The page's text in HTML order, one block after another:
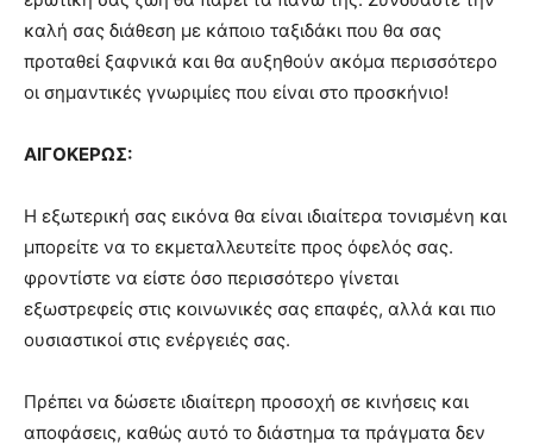
καλή σας διάθεση με κάποιο ταξιδάκι που θα σας
προταθεί ξαφνικά και θα αυξηθούν ακόμα περισσότερο
οι σημαντικές γνωριμίες που είναι στο προσκήνιο!
ΑΙΓΟΚΕΡΩΣ:
Η εξωτερική σας εικόνα θα είναι ιδιαίτερα τονισμένη και
μπορείτε να το εκμεταλλευτείτε προς όφελός σας.
φροντίστε να είστε όσο περισσότερο γίνεται
εξωστρεφείς στις κοινωνικές σας επαφές, αλλά και πιο
ουσιαστικοί στις ενέργειές σας.
Πρέπει να δώσετε ιδιαίτερη προσοχή σε κινήσεις και
αποφάσεις, καθώς αυτό το διάστημα τα πράγματα δεν